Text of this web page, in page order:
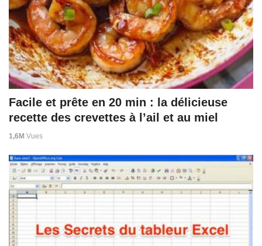
Facile et prête en 20 min : la délicieuse
recette des crevettes à l’ail et au miel
1,6M Vues